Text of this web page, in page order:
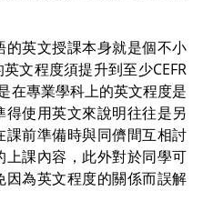
英文授課本身就是個不小
文程度須提升到至少CEFR
在專業學科上的英文程度是
使用英文來說明往往是另
前準備時與同儕間互相討
課內容，此外對於同學可
為英文程度的關係而誤解